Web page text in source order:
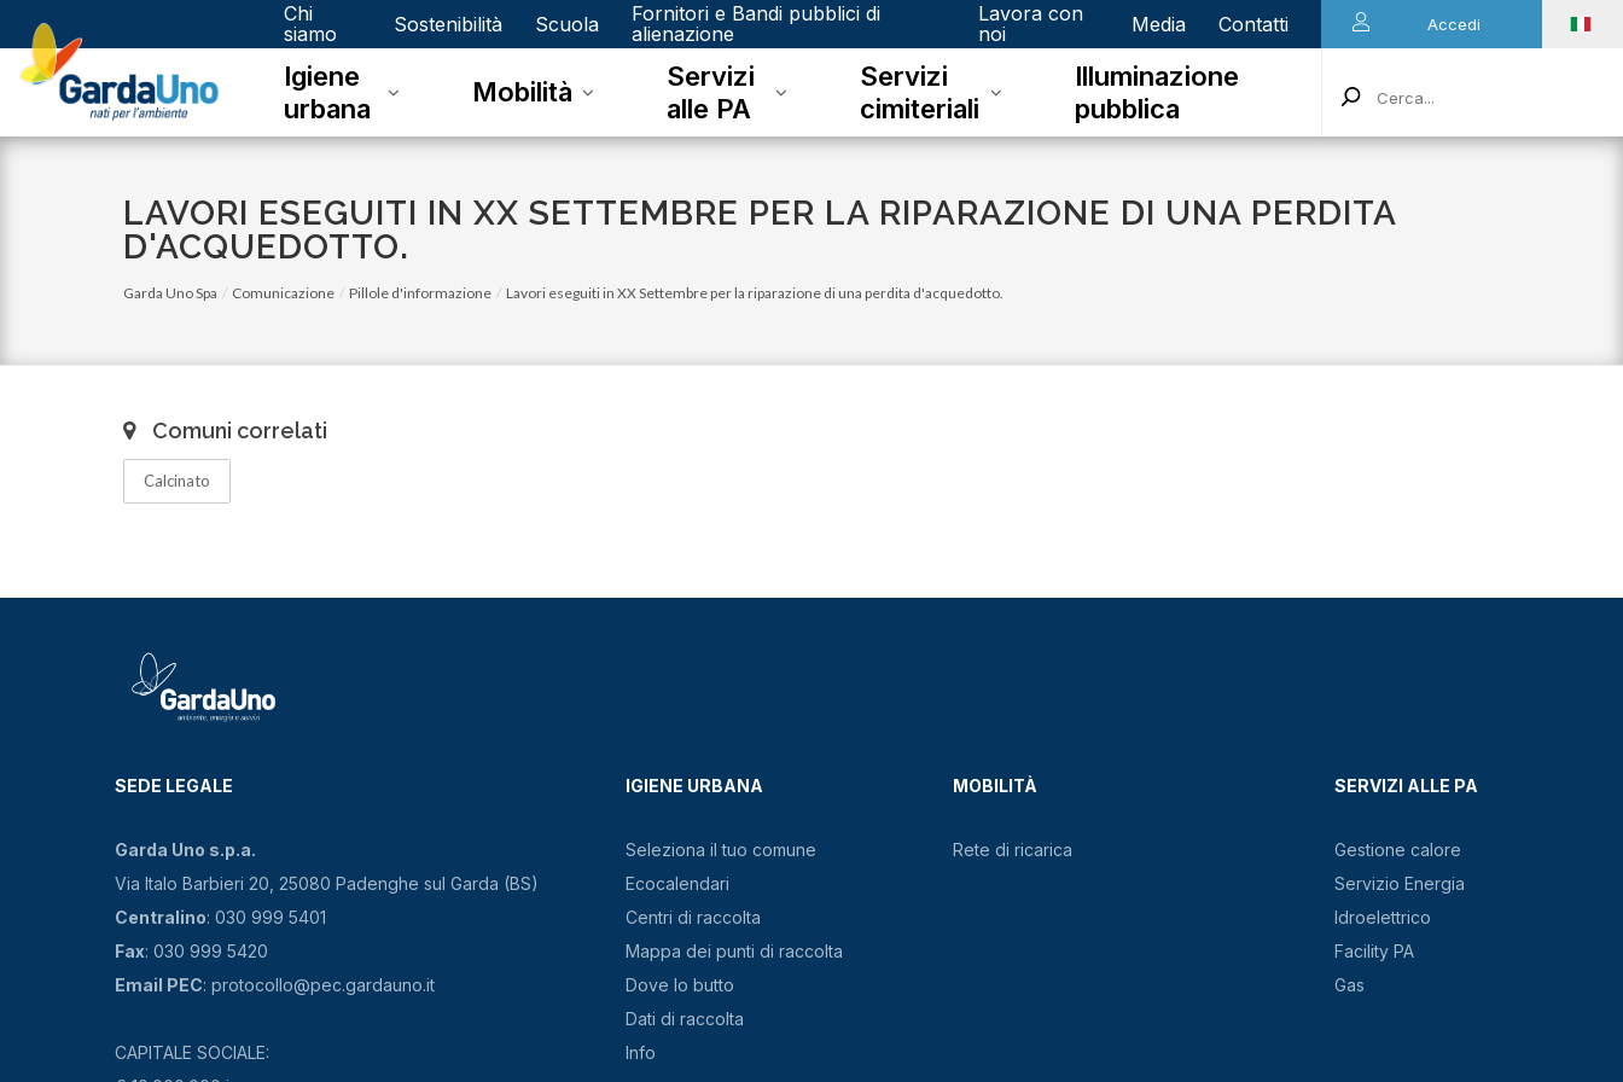
Gardauno
Spa
Chi
siamo
Sostenibilità Scuola
Fornitori e Bandi pubblici di
alienazione
Lavora con
noi
Media Contatti Accedi
Igiene
urbana
Mobilità
Servizi
alle PA
Servizi
cimiteriali
Illuminazione
pubblica
LAVORI ESEGUITI IN XX SETTEMBRE PER LA RIPARAZIONE DI UNA PERDITA
D'ACQUEDOTTO.
Garda Uno Spa Comunicazione Pillole d'informazione Lavori eseguiti in XX Settembre per la riparazione di una perdita d'acquedotto.
Comuni correlati
Calcinato
SEDE LEGALE
Garda Uno s.p.a.
Via Italo Barbieri 20, 25080 Padenghe sul Garda (BS)
Centralino: 030 999 5401
Fax: 030 999 5420
Email PEC: protocollo@pec.gardauno.it
CAPITALE SOCIALE:
IGIENE URBANA
Seleziona il tuo comune
Ecocalendari
Centri di raccolta
Mappa dei punti di raccolta
Dove lo butto
Dati di raccolta
Info
MOBILITÀ
Rete di ricarica
SERVIZI ALLE PA
Gestione calore
Servizio Energia
Idroelettrico
Facility PA
Gas